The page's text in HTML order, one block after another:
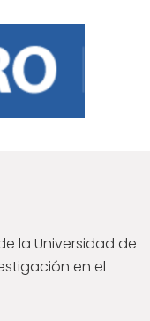
la Universidad de
en el